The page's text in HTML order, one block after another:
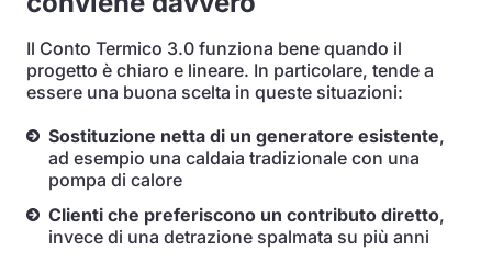
Il Conto Termico 3.0 funziona bene quando il
progetto è chiaro e lineare. In particolare, tende a
essere una buona scelta in queste situazioni:
Sostituzione netta di un generatore esistente,
ad esempio una caldaia tradizionale con una
pompa di calore
Clienti che preferiscono un contributo diretto,
invece di una detrazione spalmata su più anni